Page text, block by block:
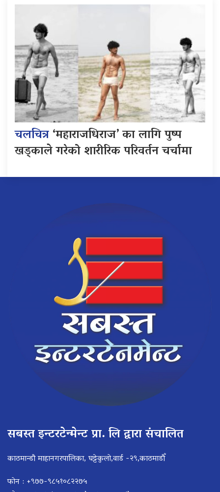
चलचित्र‘महाराजधिराज’ का लागि पुष्प
खड्काले गरेको शारीरिक परिवर्तन चर्चामा
सबस्त इन्टरटेन्मेन्ट प्रा. लि द्वारा संचालित
काठमान्डौ माहानगरपालिका, घट्टेकुलो,वार्ड -२९,काठमाडौँ
फोन : +९७७-९८५१०८२२७५